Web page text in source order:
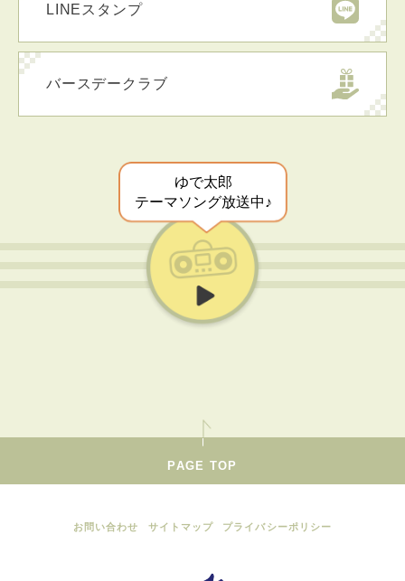
LINEスタンプ
バースデークラブ
ゆで太郎
テーマソング放送中♪
PAGE TOP
お問い合わせ サイトマップ プライバシーポリシー